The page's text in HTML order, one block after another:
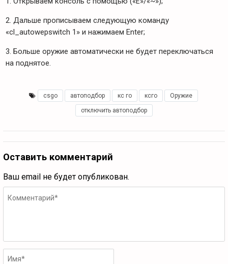
2. Дальше прописываем следующую команду
«cl_autowepswitch 1» и нажимаем Enter;
3. Больше оружие автоматически не будет переключаться
на поднятое.
csgo автоподбор кс го ксго Оружие
отключить автоподбор
Оставить комментарий
Ваш email не будет опубликован.